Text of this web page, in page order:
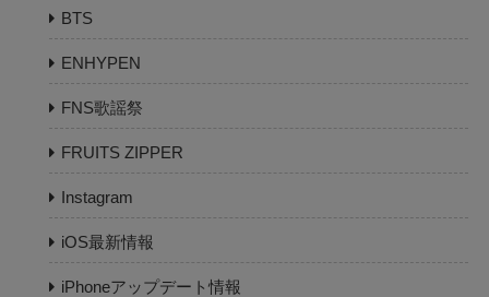
BTS
ENHYPEN
FNS歌謡祭
FRUITS ZIPPER
Instagram
iOS最新情報
iPhoneアップデート情報